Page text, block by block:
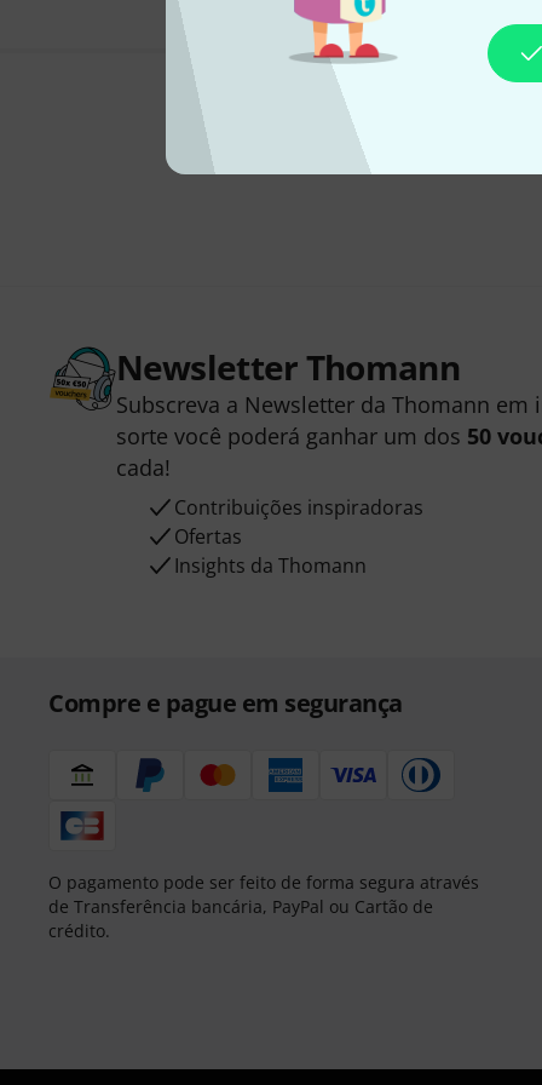
Newsletter Thomann
Subscreva a Newsletter da Thomann
sorte você poderá ganhar um dos 50
cada!
Contribuições inspiradoras
Ofertas
Insights da Thomann
Compre e pague em segurança
O pagamento pode ser feito de forma segura através
de Transferência bancária, PayPal ou Cartão de
crédito.